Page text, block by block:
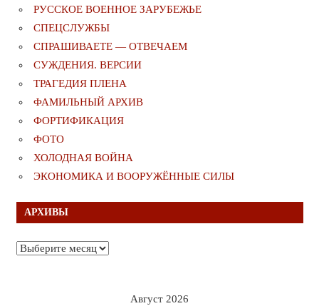
РУССКОЕ ВОЕННОЕ ЗАРУБЕЖЬЕ
СПЕЦСЛУЖБЫ
СПРАШИВАЕТЕ — ОТВЕЧАЕМ
СУЖДЕНИЯ. ВЕРСИИ
ТРАГЕДИЯ ПЛЕНА
ФАМИЛЬНЫЙ АРХИВ
ФОРТИФИКАЦИЯ
ФОТО
ХОЛОДНАЯ ВОЙНА
ЭКОНОМИКА И ВООРУЖЁННЫЕ СИЛЫ
АРХИВЫ
Архивы
Август 2026